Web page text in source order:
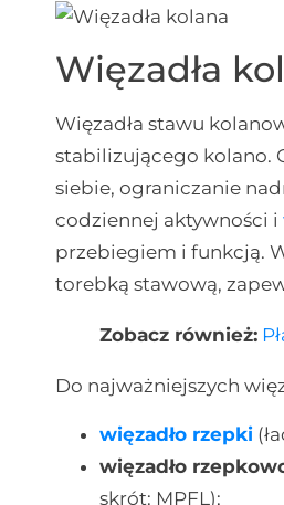
Więzadła
Więzadła stawu
stabilizującego kolano.
siebie, ograniczanie
codziennej aktywności i
przebiegiem i funkcją.
torebką stawową,
Zobacz również:
Do najważniejszych
więzadło rzepki
więzadło
skrót: MPFL);